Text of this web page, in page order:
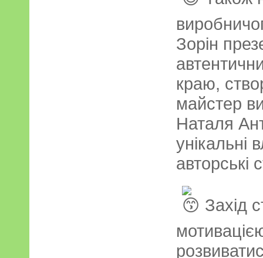
Зорін
краю,
майстер
Наталя
унікальні
авторські
Захід